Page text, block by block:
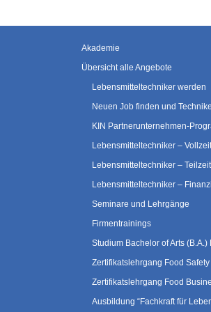
Akademie
Übersicht alle Angebote
Lebensmitteltechniker werden
Neuen Job finden und
KIN Partnerunternehmen-
Lebensmitteltechniker – Vollzeit
Lebensmitteltechniker – Teilzeit
Lebensmitteltechniker –
Seminare und Lehrgänge
Firmentrainings
Studium Bachelor of Arts
Zertifikatslehrgang Food
Zertifikatslehrgang Food
Ausbildung “Fachkraft für